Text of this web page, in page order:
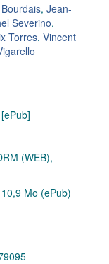
, Jean-
Severino,
Torres, Vincent
(WEB),
Mo (ePub)